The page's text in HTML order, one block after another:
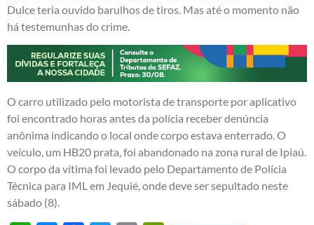
Dulce teria ouvido barulhos de tiros. Mas até o momento não
há testemunhas do crime.
O carro utilizado pelo motorista de transporte por aplicativo
foi encontrado horas antes da polícia receber denúncia
anônima indicando o local onde corpo estava enterrado. O
veículo, um HB20 prata, foi abandonado na zona rural de Ipiaú.
O corpo da vítima foi levado pelo Departamento de Polícia
Técnica para IML em Jequié, onde deve ser sepultado neste
sábado (8).